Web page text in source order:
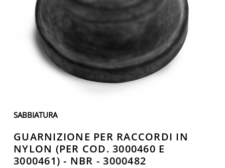
SABBIATURA
GUARNIZIONE PER RACCORDI IN
NYLON (PER COD. 3000460 E
3000461) - NBR - 3000482